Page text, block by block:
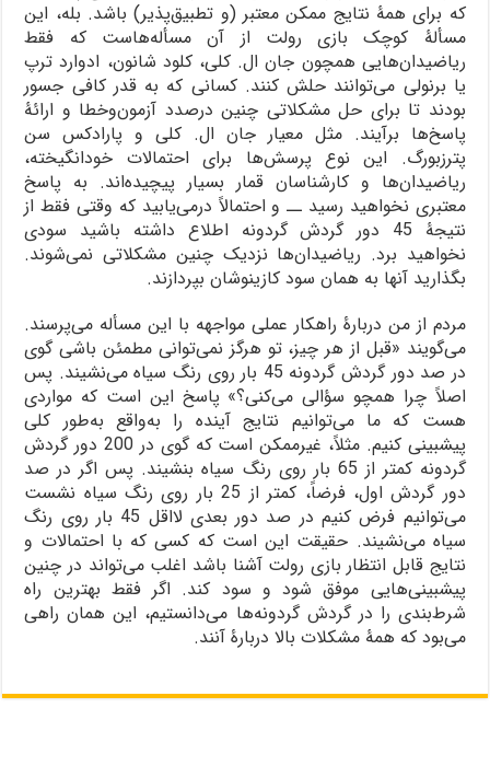
که برای همۀ نتایج ممکن معتبر (و تطبیق‌پذیر) باشد. بله، این
مسألۀ کوچک بازی رولت از آن مسأله‌هاست که فقط
ریاضیدان‌هایی همچون جان ال. کلی، کلود شانون، ادوارد ترپ
یا برنولی می‌توانند حلش کنند. کسانی که به قدر کافی جسور
بودند تا برای حل مشکلاتی چنین درصدد آزمون‌وخطا و ارائۀ
پاسخ‌ها برآیند. مثل معیار جان ال. کلی و پارادکس سن
پترزبورگ. این نوع پرسش‌ها برای احتمالات خودانگیخته،
ریاضیدان‌ها و کارشناسان قمار بسیار پیچیده‌اند. به پاسخ
معتبری نخواهید رسید ــ و احتمالاً درمی‌یابید که وقتی فقط از
نتیجۀ 45 دور گردش گردونه اطلاع داشته باشید سودی
نخواهید برد. ریاضیدان‌ها نزدیک چنین مشکلاتی نمی‌شوند.
بگذارید آنها به همان سود کازینوشان بپردازند.
مردم از من دربارۀ راهکار عملی مواجهه با این مسأله می‌پرسند.
می‌گویند «قبل از هر چیز، تو هرگز نمی‌توانی مطمئن باشی گوی
در صد دور گردش گردونه 45 بار روی رنگ سیاه می‌نشیند. پس
اصلاً چرا همچو سؤالی می‌کنی؟» پاسخ این است که مواردی
هست که ما می‌توانیم نتایج آینده را به‌واقع به‌طور کلی
پیشبینی کنیم. مثلاً، غیرممکن است که گوی در 200 دور گردش
گردونه کمتر از 65 بار روی رنگ سیاه بنشیند. پس اگر در صد
دور گردش اول، فرضاً، کمتر از 25 بار روی رنگ سیاه نشست
می‌توانیم فرض کنیم در صد دور بعدی لااقل 45 بار روی رنگ
سیاه می‌نشیند. حقیقت این است که کسی که با احتمالات و
نتایج قابل انتظار بازی رولت آشنا باشد اغلب می‌تواند در چنین
پیشبینی‌هایی موفق شود و سود کند. اگر فقط بهترین راه
شرط‌بندی را در گردش گردونه‌ها می‌دانستیم، این همان راهی
می‌بود که همۀ مشکلات بالا دربارۀ آنند.